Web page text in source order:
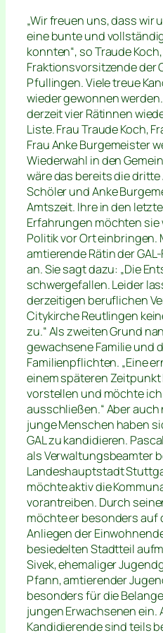
„Wir freuen uns, dass wir
eine bunte und
konnten“, so Traude
Fraktionsvorsitzende der
Pfullingen. Viele treue
wieder gewonnen
derzeit vier Rätinnen
Liste. Frau Traude Koch,
Frau Anke Burgemeister
Wiederwahl in den
wäre das bereits die dritte
Schöler und Anke
Amtszeit. Ihre in den
Erfahrungen möchten sie
Politik vor Ort einbringen.
amtierende Rätin der
an. Sie sagt dazu: „Die
schwergefallen. Leider
derzeitigen beruflichen
Citykirche Reutlingen
zu.“ Als zweiten Grund
gewachsene Familie und
Familienpflichten. „Eine
einem späteren
vorstellen und möchte
ausschließen.“ Aber
junge Menschen haben
GAL zu kandidieren.
als Verwaltungsbeamter
Landeshauptstadt
möchte aktiv die
vorantreiben. Durch
möchte er besonders auf
Anliegen der
besiedelten Stadtteil
Sivek, ehemaliger
Pfann, amtierender
besonders für die
jungen Erwachsenen ein.
Kandidierende sind teils